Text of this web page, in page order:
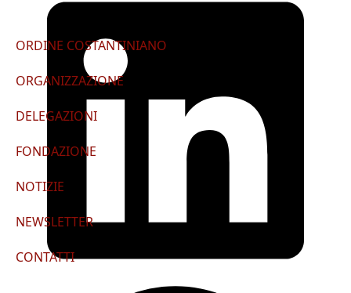
ORDINE COSTANTINIANO
ORGANIZZAZIONE
DELEGAZIONI
FONDAZIONE
NOTIZIE
NEWSLETTER
CONTATTI